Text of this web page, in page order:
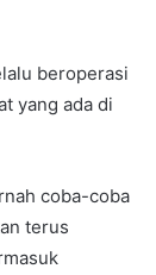
beroperasi
yang ada di
coba-coba
terus